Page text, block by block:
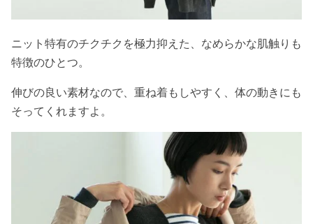
ニット特有のチクチクを極力抑えた、なめらかな肌触りも
特徴のひとつ。
伸びの良い素材なので、重ね着もしやすく、体の動きにも
そってくれますよ。